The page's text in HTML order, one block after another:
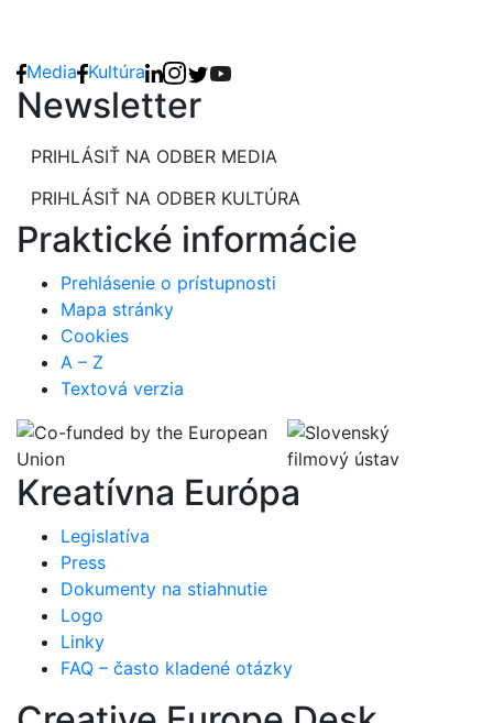
Media Kultúra
Newsletter
PRIHLÁSIŤ NA ODBER MEDIA
PRIHLÁSIŤ NA ODBER KULTÚRA
Praktické informácie
Prehlásenie o prístupnosti
Mapa stránky
Cookies
A – Z
Textová verzia
Kreatívna Európa
Legislatíva
Press
Dokumenty na stiahnutie
Logo
Linky
FAQ – často kladené otázky